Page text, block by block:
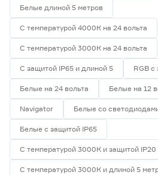
Белые длиной 5 метров
С температурой 4000К на 24 вольта
С температурой 3000К на 24 вольта
С защитой IP65 и длиной 5 RGB с
Белые на 24 вольта Белые на 12
Navigator Белые со
Белые с защитой IP65
С температурой 3000К и защитой IP20
С температурой 3000К и длиной 5